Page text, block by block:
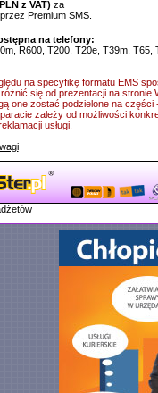
z VAT) za
Premium SMS.
na telefony:
R600, T200, T20e, T39m, T65,
na specyfikę formatu EMS
się od prezentacji na stronie
one zostać podzielone na części
zależy od możliwości
usługi.